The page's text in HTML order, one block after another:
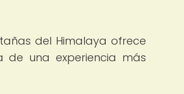
del Himalaya ofrece
de una experiencia más